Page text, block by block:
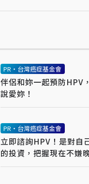
PR・台灣癌症基金會
伴侶和妳一起預防HPV
說愛妳！
PR・台灣癌症基金會
立即諮詢HPV！是對自
的投資，把握現在不嫌